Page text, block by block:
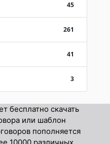
45
261
41
3
бесплатно скачать
или шаблон
пополняется